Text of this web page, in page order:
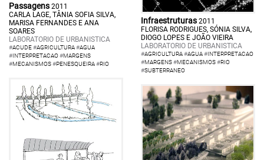
Passagens 2011
CARLA LAGE, TÂNIA SOFIA SILVA,
MARISA FERNANDES E ANA
SOARES
LABORATORIO DE URBANISTICA
#ACUDE#AGRICULTURA#AGUA
#INTERPRETACAO#MARGENS
#MECANISMOS#PENESQUEIRA#RIO
Infraestruturas 2011
FLORISA RODRIGUES, SÓNIA SILVA,
DIOGO LOPES E JOÃO VIEIRA
LABORATORIO DE URBANISTICA
#AGRICULTURA#AGUA#INTERPRETACAO
#MARGENS#MECANISMOS#RIO
#SUBTERRANEO